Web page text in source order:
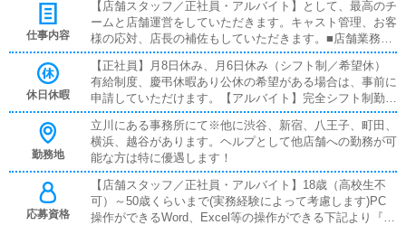
と、基本給+店舗売上の歩合+役職手当があります。ボーナ
ス支給あり例）入社５ヶ月 一般スタッフ（経験者） 年
収600万入社７ヶ月 一般スタッフ（未経験） 年収540万
入社１年 総合職 年収960万明確な評価軸に基づき、昇
格、昇給あり【店舗スタッフ／アルバイト（業務委託）】
時給1250円スタート能力に応じてスタート時の給与は変動
します★本業との掛け持ち可能★副業としてスタート可能
明確な評価軸に基づき、昇格、昇給あり
仕事内容
【店舗スタッフ／正社員・アルバイト】として、最高のチ
ームと店舗運営をしていただきます。キャスト管理、お客
様の応対、店長の補佐もしていただきます。■店舗業務
『店舗スタッフ』として接客・受付業務・ウェブマーケテ
ィングを行っていただきます。慣れてきたら『キャストの
管理』『経営に関わる業務』をしていきます。一般スタッ
フでも実力が評価されると店長としてのオファーがあり、
店舗の運営をお任せします。■対面接客・受付業務お客様
からのお問合せに対して案内を行います。予約の確認、会
計作業、注意事項の喚起などが主な業務です。先輩スタッ
フに付いて業務内容を見ながら徐々に覚えます。業界未経
験の方でも安心して働けます。■PC更新業務ヘブンネット
など、ポータルサイト等の店舗情報更新作業を行います。
キャストの出勤情報やイベント、求人ブログの作成となり
休日休暇
【正社員】月8日休み、月6日休み（シフト制／希望休）
有給制度、慶弔休暇あり公休の希望がある場合は、事前に
申請していただけます。【アルバイト】完全シフト制勤務
されたい希望の時間帯、休みを取りたい日を事前に申請し
ていただけます。
勤務地
立川にある事務所にて※他に渋谷、新宿、八王子、町田、
横浜、越谷があります。ヘルプとして他店舗への勤務が可
能な方は特に優遇します！
応募資格
【店舗スタッフ／正社員・アルバイト】18歳（高校生不
可）～50歳くらいまで(実務経験によって考慮します)PC
操作ができるWord、Excel等の操作ができる下記より『１